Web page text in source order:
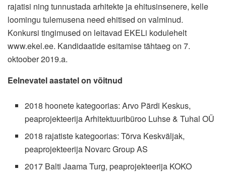
rajatisi ning tunnustada arhitekte ja ehitusinsenere, kelle
loomingu tulemusena need ehitised on valminud.
Konkursi tingimused on leitavad EKELi kodulehelt
www.ekel.ee. Kandidaatide esitamise tähtaeg on 7.
oktoober 2019.a.
Eelnevatel aastatel on võitnud
2018 hoonete kategoorias: Arvo Pärdi Keskus,
peaprojekteerija Arhitektuuribüroo Luhse & Tuhal OÜ
2018 rajatiste kategoorias: Tõrva Keskväljak,
peaprojekteerija Novarc Group AS
2017 Balti Jaama Turg, peaprojekteerija KOKO